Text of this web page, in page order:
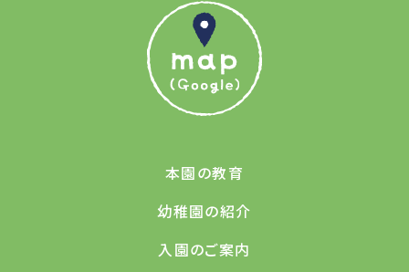
本園の教育
幼稚園の紹介
入園のご案内